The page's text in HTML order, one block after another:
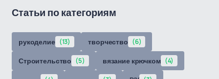
Статьи по категориям
рукоделие (13) творчество (6)
Строительство (5) вязание крючком (4)